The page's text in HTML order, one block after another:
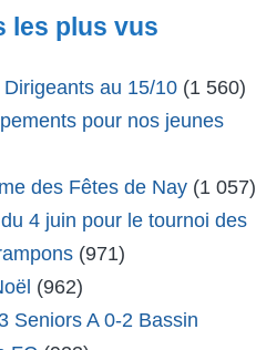
les plus vus
au 15/10 (1 560)
pour nos jeunes
des Fêtes de Nay (1 057)
4 juin pour le tournoi des
(971)
(962)
Seniors A 0-2 Bassin